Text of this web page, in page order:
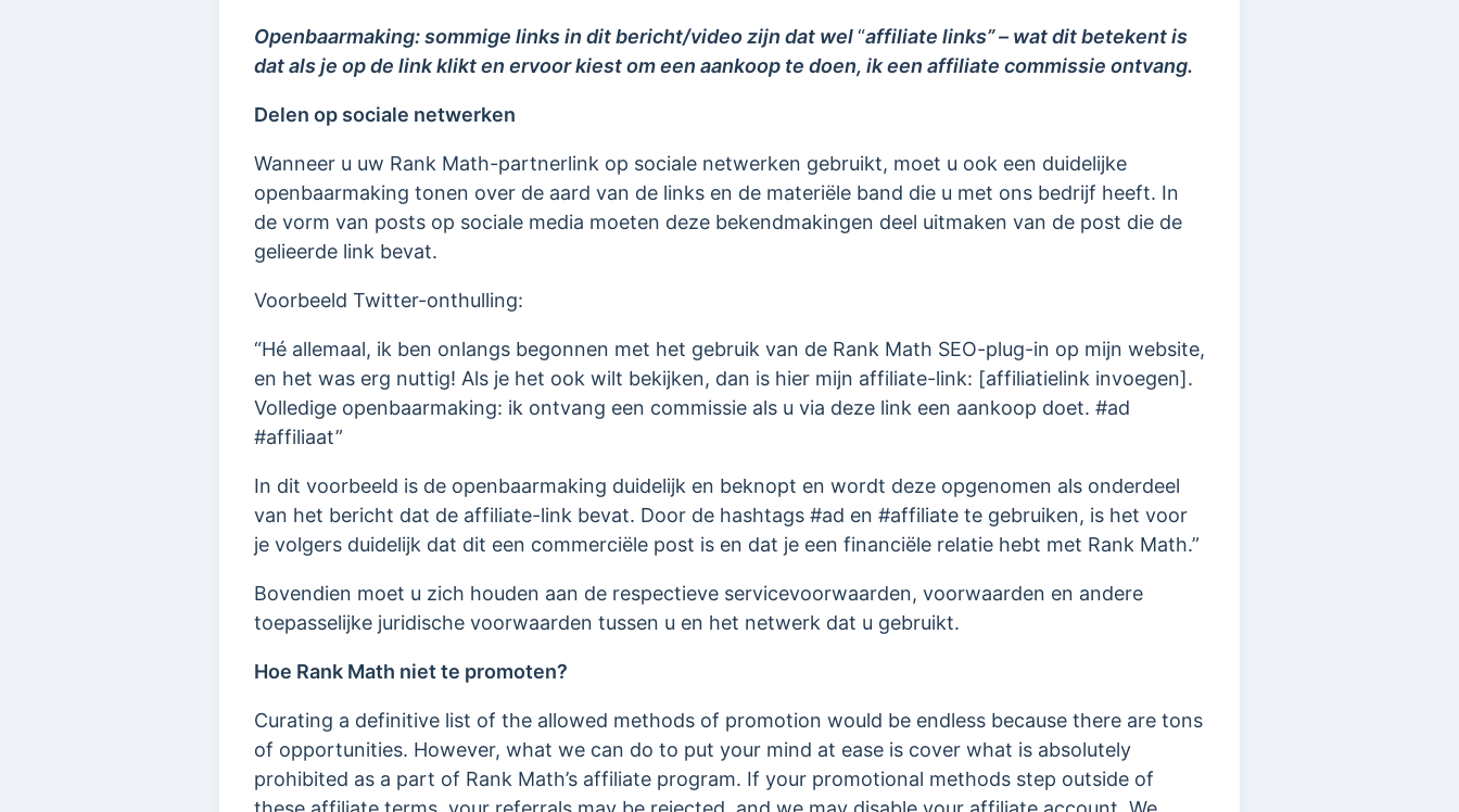
Openbaarmaking: sommige links in dit bericht/video zijn dat wel“affiliate links” – wat dit betekent is
dat als je op de link klikt en ervoor kiest om een aankoop te doen, ik een affiliate commissie ontvang.
Delen op sociale netwerken
Wanneer u uw Rank Math-partnerlink op sociale netwerken gebruikt, moet u ook een duidelijke
openbaarmaking tonen over de aard van de links en de materiële band die u met ons bedrijf heeft. In
de vorm van posts op sociale media moeten deze bekendmakingen deel uitmaken van de post die de
gelieerde link bevat.
Voorbeeld Twitter-onthulling:
“Hé allemaal, ik ben onlangs begonnen met het gebruik van de Rank Math SEO-plug-in op mijn website,
en het was erg nuttig! Als je het ook wilt bekijken, dan is hier mijn affiliate-link: [affiliatielink invoegen].
Volledige openbaarmaking: ik ontvang een commissie als u via deze link een aankoop doet. #ad
#affiliaat”
In dit voorbeeld is de openbaarmaking duidelijk en beknopt en wordt deze opgenomen als onderdeel
van het bericht dat de affiliate-link bevat. Door de hashtags #ad en #affiliate te gebruiken, is het voor
je volgers duidelijk dat dit een commerciële post is en dat je een financiële relatie hebt met Rank Math.”
Bovendien moet u zich houden aan de respectieve servicevoorwaarden, voorwaarden en andere
toepasselijke juridische voorwaarden tussen u en het netwerk dat u gebruikt.
Hoe Rank Math niet te promoten?
Curating a definitive list of the allowed methods of promotion would be endless because there are tons
of opportunities. However, what we can do to put your mind at ease is cover what is absolutely
prohibited as a part of Rank Math’s affiliate program. If your promotional methods step outside of